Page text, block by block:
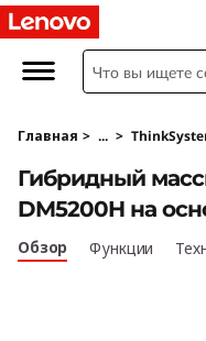
T
h
n
k
S
Главная > ... >
Гибридный
DM5200H на
Обзор Функции